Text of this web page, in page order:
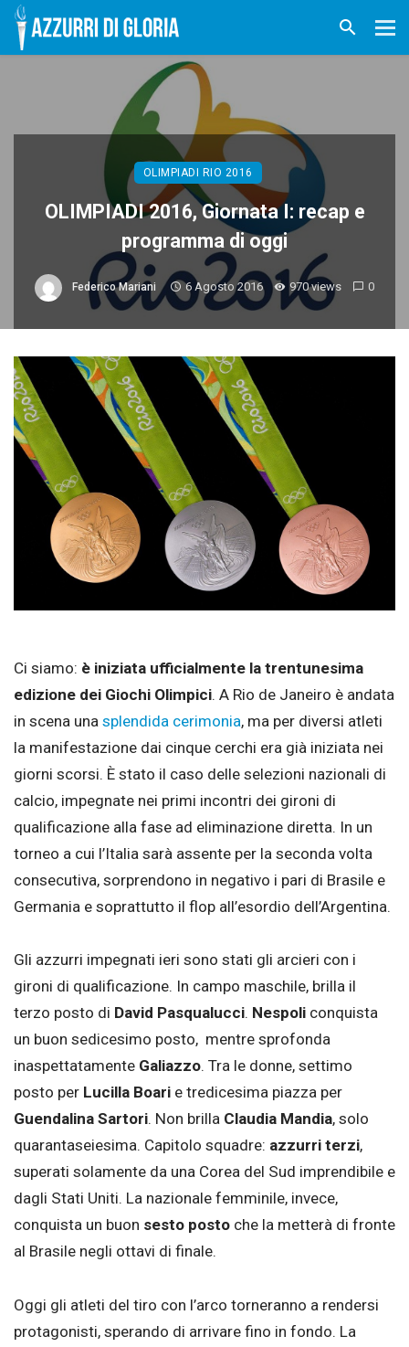
OLIMPIADI RIO 2016
OLIMPIADI 2016, Giornata I: recap e
programma di oggi
Federico Mariani 6 Agosto 2016 970 views 0
Ci siamo: è iniziata ufficialmente la trentunesima
edizione dei Giochi Olimpici. A Rio de Janeiro è andata
in scena una splendida cerimonia, ma per diversi atleti
la manifestazione dai cinque cerchi era già iniziata nei
giorni scorsi. È stato il caso delle selezioni nazionali di
calcio, impegnate nei primi incontri dei gironi di
qualificazione alla fase ad eliminazione diretta. In un
torneo a cui l’Italia sarà assente per la seconda volta
consecutiva, sorprendono in negativo i pari di Brasile e
Germania e soprattutto il flop all’esordio dell’Argentina.
Gli azzurri impegnati ieri sono stati gli arcieri con i
gironi di qualificazione. In campo maschile, brilla il
terzo posto di David Pasqualucci. Nespoli conquista
un buon sedicesimo posto, mentre sprofonda
inaspettatamente Galiazzo. Tra le donne, settimo
posto per Lucilla Boari e tredicesima piazza per
Guendalina Sartori. Non brilla Claudia Mandia, solo
quarantaseiesima. Capitolo squadre: azzurri terzi,
superati solamente da una Corea del Sud imprendibile e
dagli Stati Uniti. La nazionale femminile, invece,
conquista un buon sesto posto che la metterà di fronte
al Brasile negli ottavi di finale.
Oggi gli atleti del tiro con l’arco torneranno a rendersi
protagonisti, sperando di arrivare fino in fondo. La